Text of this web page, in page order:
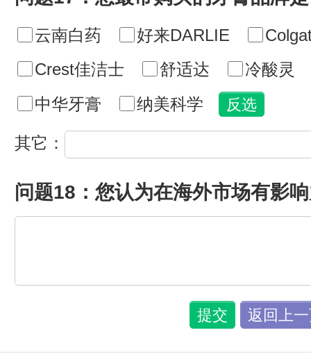
云南白药 好来DARLIE
Crest佳洁士
舒适达
冷酸灵
中华牙膏
纳美科学
其它：
问题18：您认为在海外市场有影